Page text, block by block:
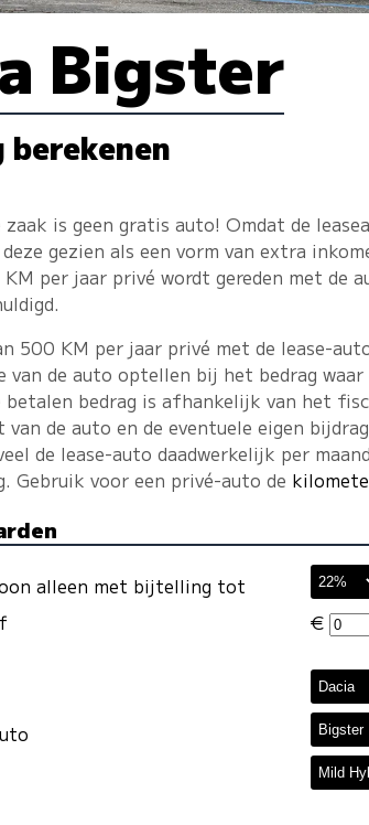
Bigster
zaak is geen gratis auto! Omdat de
gezien als een vorm van extra
per jaar privé wordt gereden met de
500 KM per jaar privé met de lease-
van de auto optellen bij het bedrag
betalen bedrag is afhankelijk van het
de auto en de eventuele eigen
de lease-auto daadwerkelijk per
Gebruik voor een privé-auto de
alleen met bijtelling tot
€